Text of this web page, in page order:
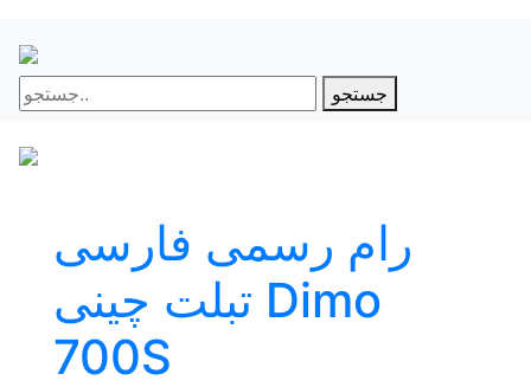
جستجو
رام رسمی فارسی
تبلت چینی Dimo
700S